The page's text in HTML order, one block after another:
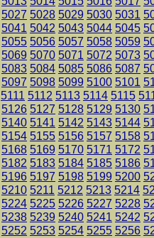
5027 5028 5029 5030 5031
5041 5042 5043 5044 5045
5055 5056 5057 5058 5059
5069 5070 5071 5072 5073
5083 5084 5085 5086 5087
5097 5098 5099 5100 5101
5111 5112 5113 5114 5115
5126 5127 5128 5129 5130
5140 5141 5142 5143 5144
5154 5155 5156 5157 5158
5168 5169 5170 5171 5172
5182 5183 5184 5185 5186
5196 5197 5198 5199 5200
5210 5211 5212 5213 5214
5224 5225 5226 5227 5228
5238 5239 5240 5241 5242
5252 5253 5254 5255 5256